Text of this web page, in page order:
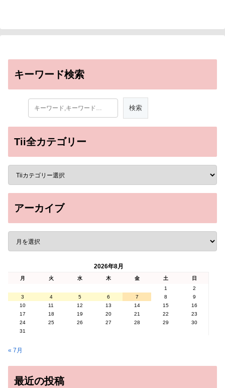
キーワード検索
Tii全カテゴリー
アーカイブ
2026年8月
月 火 水 木 金 土
日
1
2
3
4 5 6 7 8
9
10
11 12 13 14 15
16
17
18 19 20 21 22
23
24
25 26 27 28 29
30
31
« 7月
最近の投稿